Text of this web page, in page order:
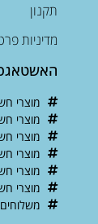
תקנון
מדיניות
מוצרי
מוצרי
מוצרי
מוצרי
מוצרי
מוצרי